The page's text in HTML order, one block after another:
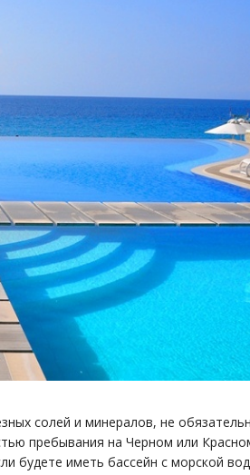
солей и минералов, не
пребывания на Черном или
будете иметь бассейн с морской